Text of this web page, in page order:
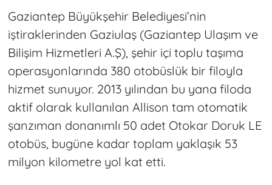
Gaziantep Büyükşehir Belediyesi’nin
iştiraklerinden Gaziulaş (Gaziantep Ulaşım ve
Bilişim Hizmetleri A.Ş), şehir içi toplu taşıma
operasyonlarında 380 otobüslük bir filoyla
hizmet sunuyor. 2013 yılından bu yana filoda
aktif olarak kullanılan Allison tam otomatik
şanzıman donanımlı 50 adet Otokar Doruk LE
otobüs, bugüne kadar toplam yaklaşık 53
milyon kilometre yol kat etti.